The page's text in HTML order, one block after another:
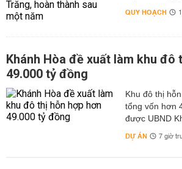
QUY HOẠCH
Khánh Hòa đề xuất làm khu đô
49.000 tỷ đồng
Khu đô thị
tổng vốn hơn
được UBND
DỰ ÁN 7 giờ